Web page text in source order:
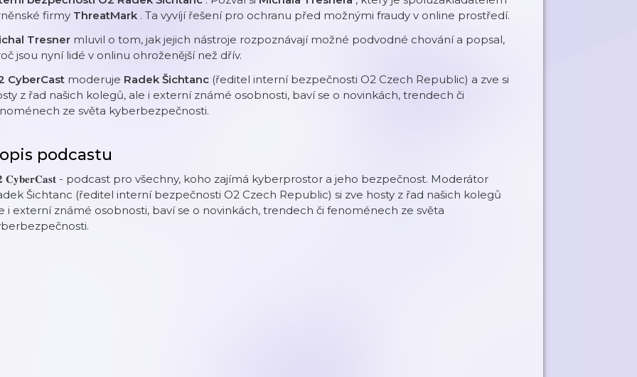
firmy ThreatMark . Ta vyvíjí řešení pro ochranu před možnými fraudy v online prostředí.
Tresner mluvil o tom, jak jejich nástroje rozpoznávají možné podvodné chování a popsal,
jsou nyní lidé v onlinu ohroženější než dřív.
CyberCast moderuje Radek Šichtanc (ředitel interní bezpečnosti O2 Czech Republic) a zve si
z řad našich kolegů, ale i externí známé osobnosti, baví se o novinkách, trendech či
ze světa kyberbezpečnosti.
podcastu
𝐂𝐲𝐛𝐞𝐫𝐂𝐚𝐬𝐭 - podcast pro všechny, koho zajímá kyberprostor a jeho bezpečnost. Moderátor
Šichtanc (ředitel interní bezpečnosti O2 Czech Republic) si zve hosty z řad našich kolegů
i externí známé osobnosti, baví se o novinkách, trendech či fenoménech ze světa